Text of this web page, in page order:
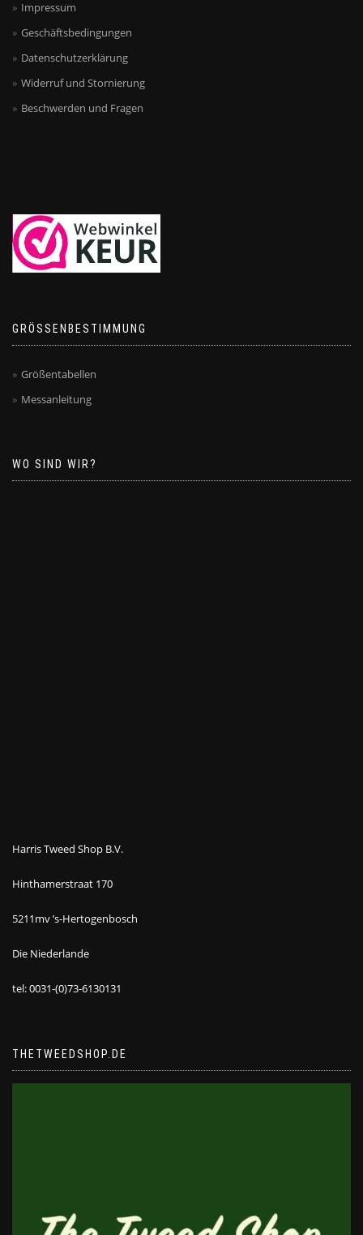
Impressum
Geschäftsbedingungen
Datenschutzerklärung
Widerruf und Stornierung
Beschwerden und Fragen
GRÖSSENBESTIMMUNG
Größentabellen
Messanleitung
WO SIND WIR?
Harris Tweed Shop B.V.
Hinthamerstraat 170
5211mv ’s-Hertogenbosch
Die Niederlande
tel: 0031-(0)73-6130131
THETWEEDSHOP.DE